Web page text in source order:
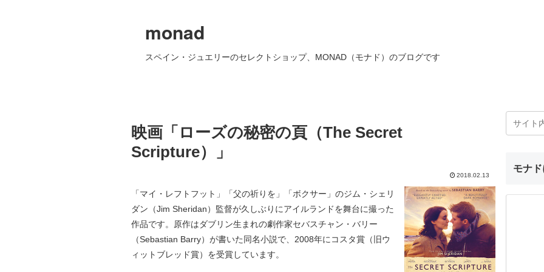
monad
スペイン・ジュエリーのセレクトショップ、MONAD（モナド）のブログです
映画「ローズの秘密の頁（The Secret
Scripture）」
2018.02.13
「マイ・レフトフット」「父の祈りを」「ボクサー」のジム・シェリ
ダン（Jim Sheridan）監督が久しぶりにアイルランドを舞台に撮った
作品です。原作はダブリン生まれの劇作家セバスチャン・バリー
（Sebastian Barry）が書いた同名小説で、2008年にコスタ賞（旧ウ
ィットブレッド賞）を受賞しています。
モナ